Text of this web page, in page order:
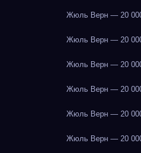
Жюль Верн — 20
Жюль Верн — 20
Жюль Верн — 20
Жюль Верн — 20
Жюль Верн — 20
Жюль Верн — 20